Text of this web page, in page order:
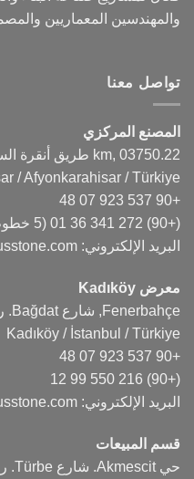
والمهندسين المعماريين
تواصل معنا
المصنع المركزي
22.km, 03750 طريق أنقرة السريع
/ Afyonkarahisar / Türkiye
+90 537 923 07 48
(+90) 272 341 36 01
(5 خطوط)
البريد الإلكتروني:
معرض Kadıköy
Fenerbahçe, شارع Bağdat. رقم :82, 34726
Kadıköy / İstanbul / Türkiye
+90 537 923 07 48
(+90) 216 550 99 12
البريد الإلكتروني:
قسم المبيعات
حي Akmescit. شارع Türbe. رقم:47/A, 03100